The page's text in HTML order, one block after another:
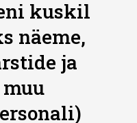
kuskil
näeme,
ja